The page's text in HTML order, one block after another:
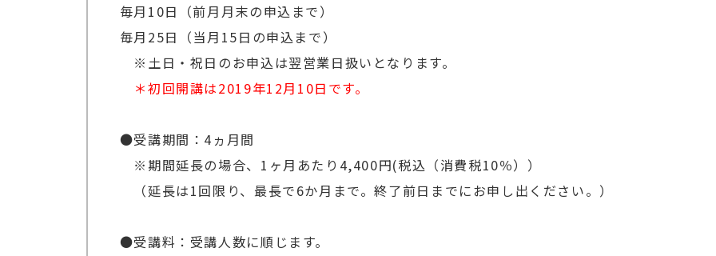
考えられます。お手数ですが、お手元のデバイス設定のご確認お願い致します。尚、動作確認
社では行っておりませんのでご了承ください。
※一部の動画について、収録環境の都合上、若干、周囲の環境音が聞こえる場合がございます
毎月10日（前月月末の申込まで）
毎月25日（当月15日の申込まで）
※土日・祝日のお申込は翌営業日扱いとなります。
＊初回開講は2019年12月10日です。
●受講期間：4ヵ月間
※期間延長の場合、1ヶ月あたり4,400円(税込（消費税10％））
（延長は1回限り、最長で6か月まで。終了前日までにお申し出ください。）
●受講料：受講人数に順じます。